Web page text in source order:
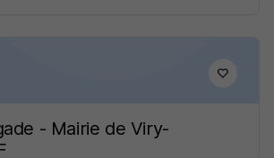
- Mairie de Viry-